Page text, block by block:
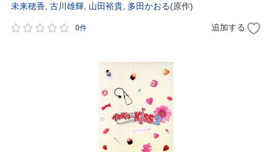
未来穂香 古川雄輝 山田裕貴 多田かおる(原作)
0件 追加する